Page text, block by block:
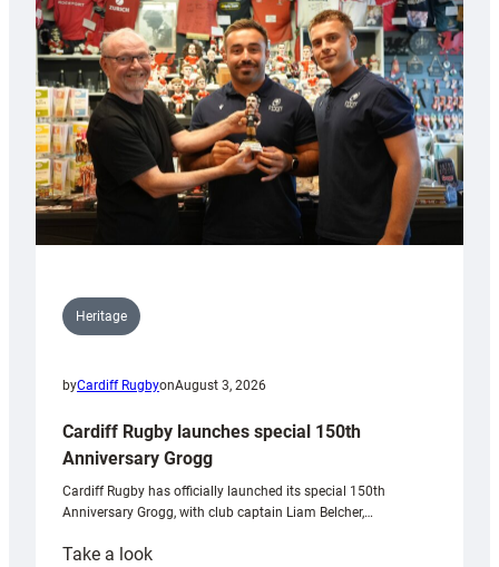
Heritage
byCardiff RugbyonAugust 3, 2026
Cardiff Rugby launches special 150th
Anniversary Grogg
Cardiff Rugby has officially launched its special 150th
Anniversary Grogg, with club captain Liam Belcher,…
Take a look: